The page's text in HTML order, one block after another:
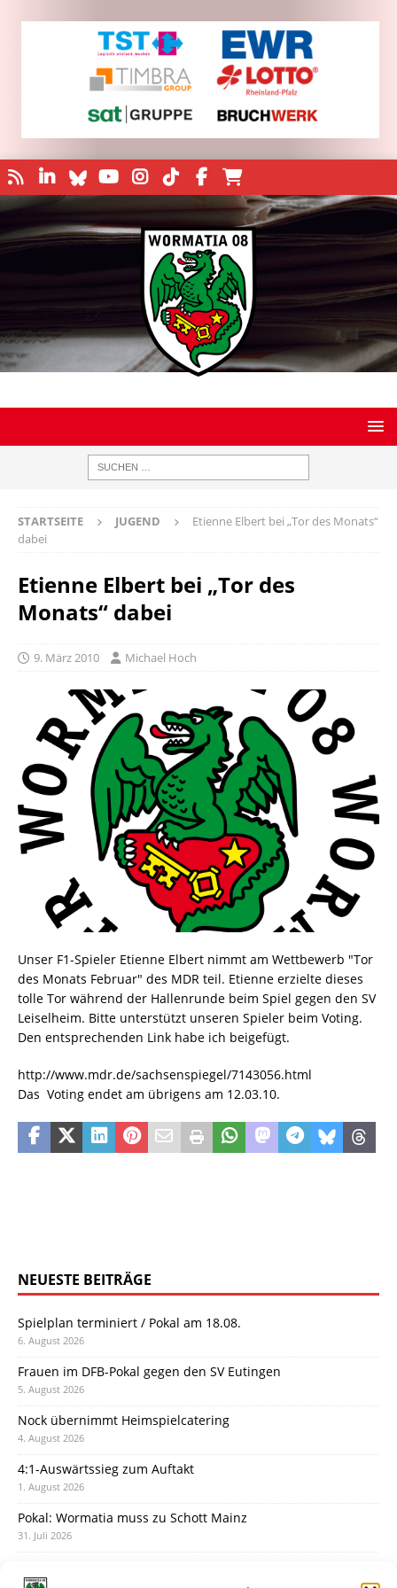
STARTSEITE JUGEND
Etienne Elbert bei „Tor des Monats“
dabei
Etienne Elbert bei „Tor des
Monats“ dabei
9. März 2010 Michael Hoch
Unser F1-Spieler Etienne Elbert nimmt am Wettbewerb "Tor
des Monats Februar" des MDR teil. Etienne erzielte dieses
tolle Tor während der Hallenrunde beim Spiel gegen den SV
Leiselheim. Bitte unterstützt unseren Spieler beim Voting.
Den entsprechenden Link habe ich beigefügt.
http://www.mdr.de/sachsenspiegel/7143056.html
Das Voting endet am übrigens am 12.03.10.
NEUESTE BEITRÄGE
Spielplan terminiert / Pokal am 18.08.
6. August 2026
Frauen im DFB-Pokal gegen den SV Eutingen
5. August 2026
Nock übernimmt Heimspielcatering
4. August 2026
4:1-Auswärtssieg zum Auftakt
1. August 2026
Pokal: Wormatia muss zu Schott Mainz
31. Juli 2026
30. Juli 2026